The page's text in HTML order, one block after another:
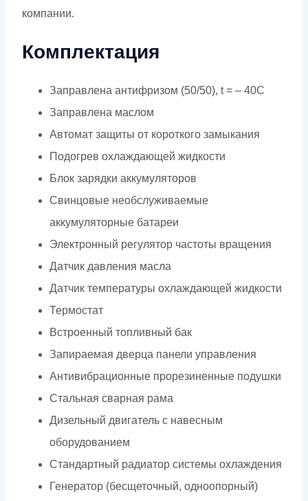
компании.
Комплектация
Заправлена антифризом (50/50), t = – 40C
Заправлена маслом
Автомат защиты от короткого замыкания
Подогрев охлаждающей жидкости
Блок зарядки аккумуляторов
Свинцовые необслуживаемые
аккумуляторные батареи
Электронный регулятор частоты вращения
Датчик давления масла
Датчик температуры охлаждающей жидкости
Термостат
Встроенный топливный бак
Запираемая дверца панели управления
Антивибрационные прорезиненные подушки
Стальная сварная рама
Дизельный двигатель с навесным
оборудованием
Стандартный радиатор системы охлаждения
Генератор (бесщеточный, одноопорный)